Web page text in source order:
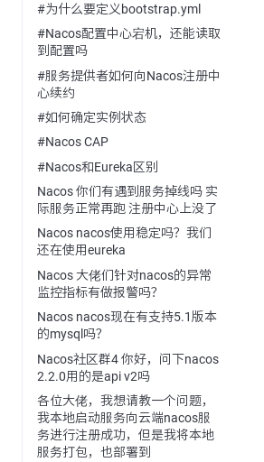
#为什么要定义bootstrap.yml
#Nacos配置中心宕机，还能读取
到配置吗
#服务提供者如何向Nacos注册中
心续约
#如何确定实例状态
#Nacos CAP
#Nacos和Eureka区别
Nacos 你们有遇到服务掉线吗 实
际服务正常再跑 注册中心上没了
Nacos nacos使用稳定吗？我们
还在使用eureka
Nacos 大佬们针对nacos的异常
监控指标有做报警吗？
Nacos nacos现在有支持5.1版本
的mysql吗？
Nacos社区群4 你好，问下nacos
2.2.0用的是api v2吗
各位大佬，我想请教一个问题，
我本地启动服务向云端nacos服
务进行注册成功，但是我将本地
服务打包，也部署到